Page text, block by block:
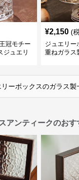
冠モチー
ジュエリ
¥2,150 (
ジュエリー
重ねガラス
ーボックスのガラス製
アンティークのおす